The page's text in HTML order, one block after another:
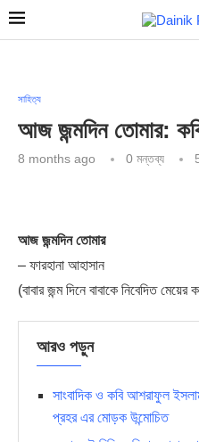
সাহিত্য
আজ জন্মদিন তোমার:
8 months ago 0 মন্তব্য
আজ জন্মদিন তোমার
– ফারহানা আহাসান
(বাবার জন্ম দিনে বাবাকে নিবেদিত মেয়ের
আরও পড়ুন
সাংবাদিক ও কবি আশরাফুল
প্রহর এর মোড়ক উন্মোচিত